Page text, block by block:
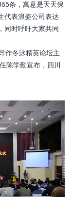
条，寓意是天天保
代表浪姿公司表达
同时呼吁大家共同
作冬泳精英论坛主
陈学勤宣布，四川